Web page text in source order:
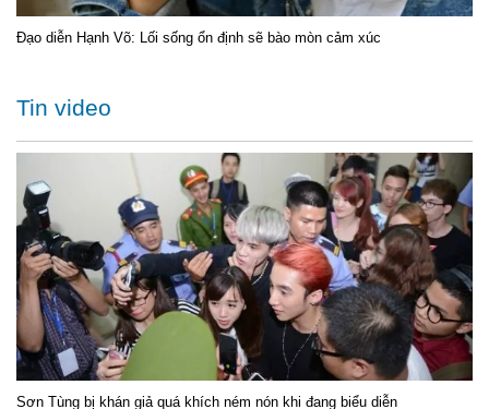
Đạo diễn Hạnh Võ: Lối sống ổn định sẽ bào mòn cảm xúc
Tin video
Sơn Tùng bị khán giả quá khích ném nón khi đang biểu diễn